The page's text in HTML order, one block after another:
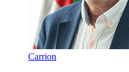
Carrion